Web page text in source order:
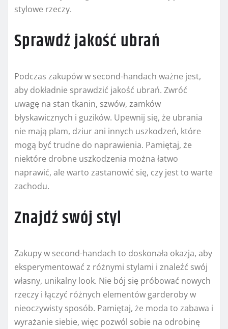
stylowe rzeczy.
Sprawdź jakość ubrań
Podczas zakupów w second-handach ważne jest,
aby dokładnie sprawdzić jakość ubrań. Zwróć
uwagę na stan tkanin, szwów, zamków
błyskawicznych i guzików. Upewnij się, że ubrania
nie mają plam, dziur ani innych uszkodzeń, które
mogą być trudne do naprawienia. Pamiętaj, że
niektóre drobne uszkodzenia można łatwo
naprawić, ale warto zastanowić się, czy jest to warte
zachodu.
Znajdź swój styl
Zakupy w second-handach to doskonała okazja, aby
eksperymentować z różnymi stylami i znaleźć swój
własny, unikalny look. Nie bój się próbować nowych
rzeczy i łączyć różnych elementów garderoby w
nieoczywisty sposób. Pamiętaj, że moda to zabawa i
wyrażanie siebie, więc pozwól sobie na odrobinę